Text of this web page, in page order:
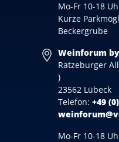
Mo-Fr 10-18
Kurze
Beckergrube
Weinforum
Ratzeburger
)
23562 Lübeck
Telefon: +49
Mo-Fr 10-18